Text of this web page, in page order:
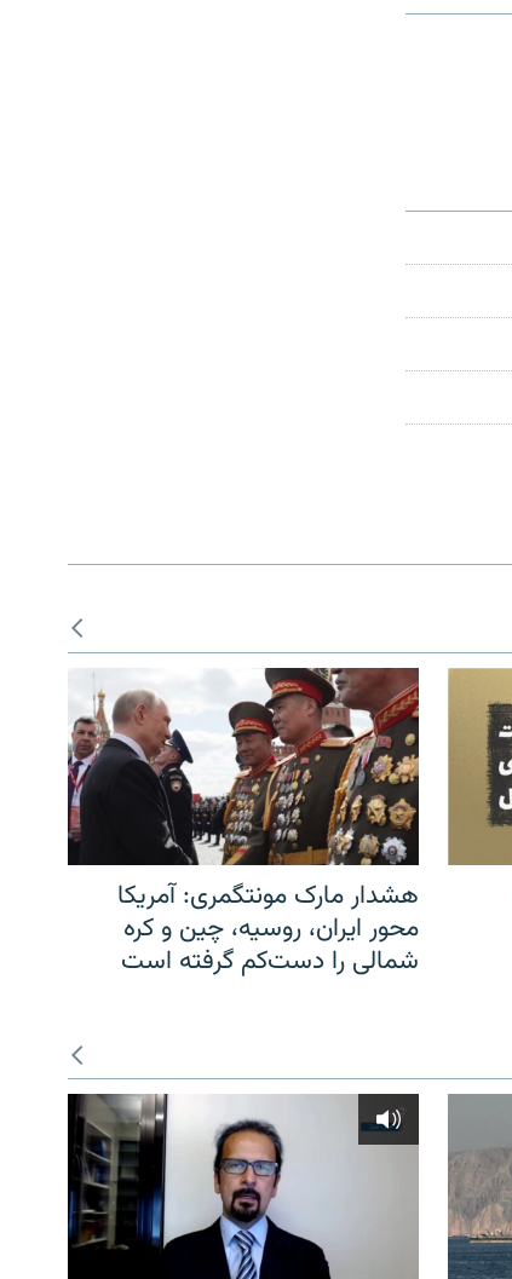
هشدار مارک مونتگمری: آمریکا
محور ایران، روسیه، چین و کره
شمالی را دست‌کم گرفته است